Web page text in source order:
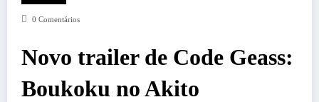
0 Comentários
Novo trailer de Code Geass:
Boukoku no Akito